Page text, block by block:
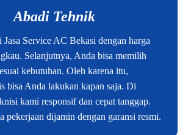
Abadi Tehnik
Service AC Bekasi dengan harga
Selanjutnya, Anda bisa memilih
kebutuhan. Oleh karena itu,
bisa Anda lakukan kapan saja. Di
kami responsif dan cepat tanggap.
pekerjaan dijamin dengan garansi resmi.